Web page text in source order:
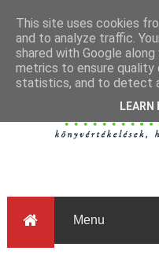
This site uses cookies
and to analyze traffic.
shared with Google
metrics to ensure quality
statistics, and to detect
LEARN